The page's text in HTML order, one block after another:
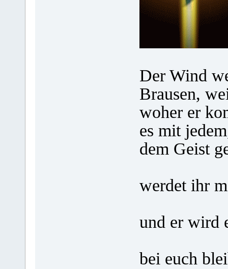
Der Wind
Brausen,
woher er
es mit
dem Geist
werdet ihr
und er wird
bei euch